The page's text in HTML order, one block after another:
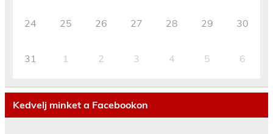
24 25 26 27 28 29 30
31 1 2 3 4 5 6
Kedvelj minket a Facebookon